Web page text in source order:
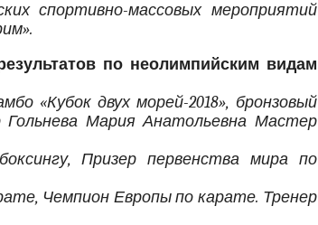
спортивно-массовых мероприятий
по неолимпийским видам
«Кубок двух морей-2018», бронзовый
Гольнева Мария Анатольевна Мастер
Призер первенства мира по
Чемпион Европы по карате. Тренер